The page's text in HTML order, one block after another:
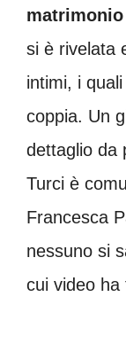
si è rivelata
intimi, i
coppia. Un
dettaglio da
Turci è
Francesca
nessuno si
cui video ha